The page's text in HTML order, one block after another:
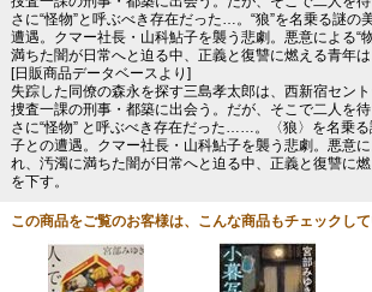
さに“怪物”と呼ぶべき存在だった…。“狼”を名乗る謎の
遭遇。クマー社長・山科鮎子を襲う悲劇。悪意による“
満ちた闇が日常へと迫る中、正義と復讐に燃える青年は
[日販商品データベースより]
失踪した同僚の森永を探す三島孝太郎は、西新宿セン
捜査一課の刑事・都築に出会う。だが、そこで二人を
さに“怪物” と呼ぶべき存在だった……。〈狼〉を名乗
子との遭遇。クマー社長・山科鮎子を襲う悲劇。悪意
れ、汚濁に満ちた闇が日常へと迫る中、正義と復讐に
を下す。
この商品をご覧のお客様は、こんな商品もチェックして